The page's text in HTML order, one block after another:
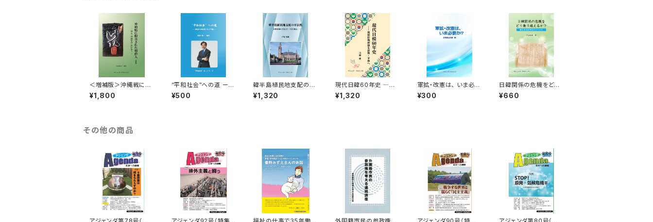
＜増補版＞沖縄戦に動
員された朝鮮人 ―軍
人・軍属を中心にして―
¥1,800
“平和社会”への道 ー韓
国の革新党がめざす国
ー
¥500
韓半島植民地支配の不
法性 —大韓帝国中立宣
言と「不法強占」—
¥1,320
現代日韓60年史 ―朝
鮮停戦体制を終戦・平
和へ
¥1,320
軍拡・改憲は、 いま必要
か？
¥300
日韓関係の危機をどう
乗り越えるか？ ー植民
地支配責任のとりかた
¥660
その他の商品